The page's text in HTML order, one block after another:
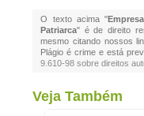
O texto acima "
Patriarca" é de direito
mesmo citando nossos
Plágio é crime e está
9.610-98 sobre direitos
Veja Também